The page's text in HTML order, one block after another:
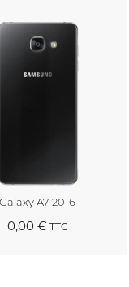
Galaxy A7 2016
0,00 €TTC